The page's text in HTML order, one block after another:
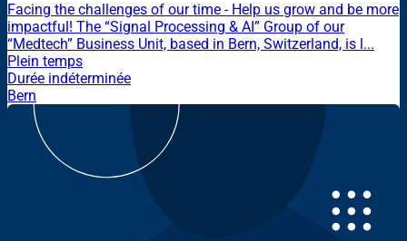
Facing the challenges of our time - Help us grow and be more
impactful! The “Signal Processing & AI” Group of our
“Medtech” Business Unit, based in Bern, Switzerland, is l...
Plein temps
Durée indéterminée
Bern